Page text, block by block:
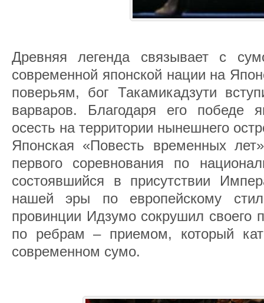
Древняя легенда связывает с
современной японской нации на
поверьям, бог Такамикадзути
варваров. Благодаря его победе
осесть на территории нынешнего
Японская «Повесть временных
первого соревнования по
состоявшийся в присутствии
нашей эры по европейскому
провинции Идзумо сокрушил своего
по ребрам – приемом, который
современном сумо.